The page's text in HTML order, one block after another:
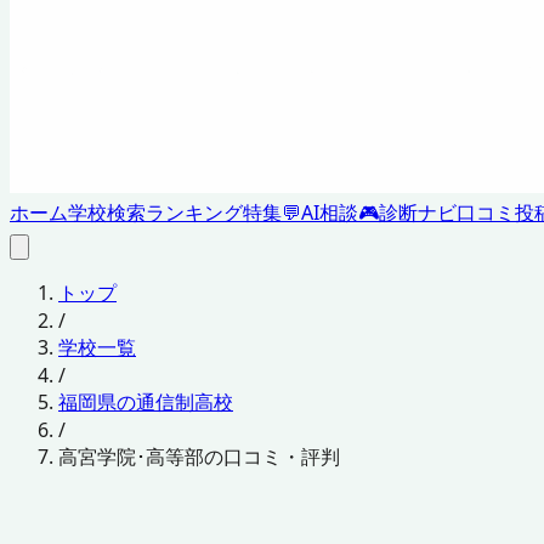
ホーム学校検索ランキング特集💬AI相談🎮診断ナビ口コミ投
トップ
/
学校一覧
/
福岡県の通信制高校
/
高宮学院･高等部の口コミ・評判